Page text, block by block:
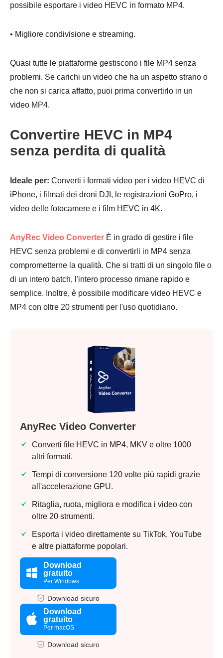
possibile esportare i video HEVC in formato MP4.
• Migliore condivisione e streaming.
Quasi tutte le piattaforme gestiscono i file MP4 senza
problemi. Se carichi un video che ha un aspetto strano o
che non si carica affatto, puoi prima convertirlo in un
video MP4.
Convertire HEVC in MP4
senza perdita di qualità
Ideale per: Converti i formati video per i video HEVC di
iPhone, i filmati dei droni DJI, le registrazioni GoPro, i
video delle fotocamere e i film HEVC in 4K.
AnyRec Video Converter È in grado di gestire i file
HEVC senza problemi e di convertirli in MP4 senza
comprometterne la qualità. Che si tratti di un singolo file o
di un intero batch, l'intero processo rimane rapido e
semplice. Inoltre, è possibile modificare video HEVC e
MP4 con oltre 20 strumenti per l'uso quotidiano.
AnyRec Video Converter
Converti file HEVC in MP4, MKV e oltre 1000
altri formati.
Tempi di conversione 120 volte più rapidi grazie
all'accelerazione GPU.
Ritaglia, ruota, migliora e modifica i video con
oltre 20 strumenti.
Esporta i video direttamente su TikTok, YouTube
e altre piattaforme popolari.
Download
gratuito
Per Windows
Download sicuro
Download
gratuito
Per macOS
Download sicuro